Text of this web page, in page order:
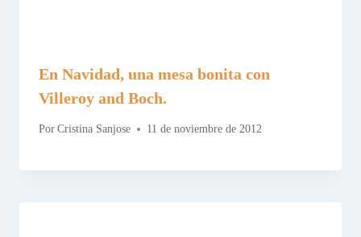
En Navidad, una mesa bonita con
Villeroy and Boch.
Por Cristina Sanjose 11 de noviembre de 2012